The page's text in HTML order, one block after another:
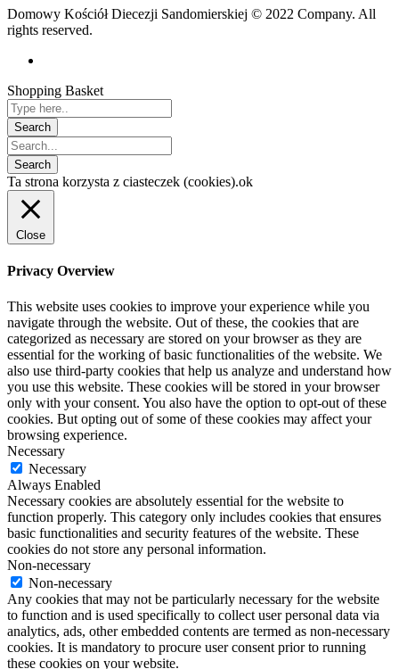
Domowy Kościół Diecezji Sandomierskiej © 2022 Company. All
rights reserved.
Shopping Basket
Ta strona korzysta z ciasteczek (cookies).ok
Close
Privacy Overview
This website uses cookies to improve your experience while you
navigate through the website. Out of these, the cookies that are
categorized as necessary are stored on your browser as they are
essential for the working of basic functionalities of the website. We
also use third-party cookies that help us analyze and understand how
you use this website. These cookies will be stored in your browser
only with your consent. You also have the option to opt-out of these
cookies. But opting out of some of these cookies may affect your
browsing experience.
Necessary
Necessary
Always Enabled
Necessary cookies are absolutely essential for the website to
function properly. This category only includes cookies that ensures
basic functionalities and security features of the website. These
cookies do not store any personal information.
Non-necessary
Non-necessary
Any cookies that may not be particularly necessary for the website
to function and is used specifically to collect user personal data via
analytics, ads, other embedded contents are termed as non-necessary
cookies. It is mandatory to procure user consent prior to running
these cookies on your website.